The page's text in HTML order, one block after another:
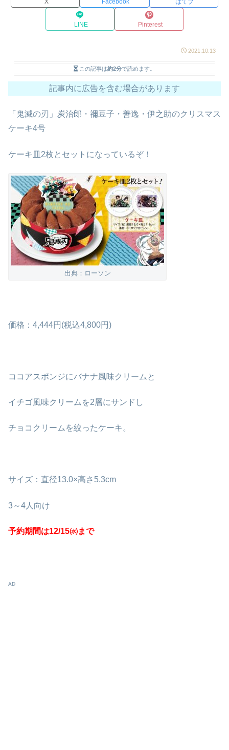
X Facebook はてブ
LINE Pinterest
2021.10.13
この記事は約2分で読めます。
記事内に広告を含む場合があります
「鬼滅の刃」炭治郎・禰豆子・善逸・伊之助のクリスマス
ケーキ4号
ケーキ皿2枚とセットになっているぞ！
出典：ローソン
価格：4,444円(税込4,800円)
ココアスポンジにバナナ風味クリームと
イチゴ風味クリームを2層にサンドし
チョコクリームを絞ったケーキ。
サイズ：直径13.0×高さ5.3cm
3～4人向け
予約期間は12/15㈬まで
AD